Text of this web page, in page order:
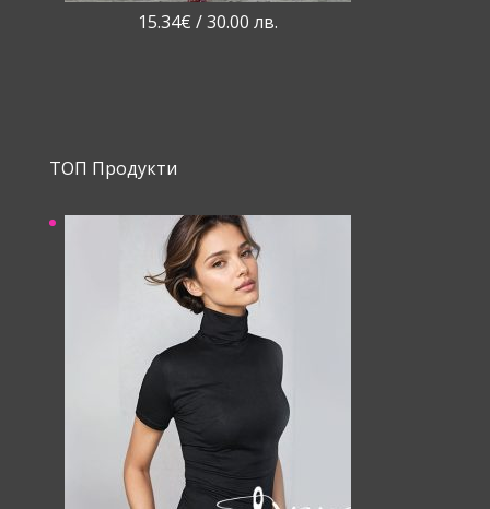
15.34€ / 30.00 лв.
ТОП Продукти